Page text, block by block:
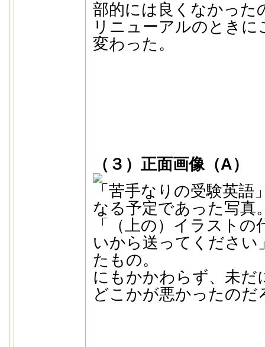
部的には良くなかった
リニューアルのとき
変わった。
（３）正面画像（A）
「苦手なりの受験英
なる予定であった写真
「（上の）イラスト
いから送ってください
たもの。
にもかかわらず、未だ
どこかが悪かったのだ